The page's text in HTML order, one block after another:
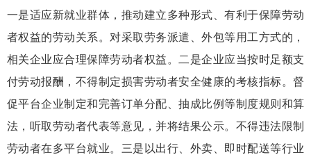
一是适应新就业群体，推动建立多种形式、有利于保障劳动
者权益的劳动关系。对采取劳务派遣、外包等用工方式的，
相关企业应合理保障劳动者权益。二是企业应当按时足额支
付劳动报酬，不得制定损害劳动者安全健康的考核指标。督
促平台企业制定和完善订单分配、抽成比例等制度规则和算
法，听取劳动者代表等意见，并将结果公示。不得违法限制
劳动者在多平台就业。三是以出行、外卖、即时配送等行业